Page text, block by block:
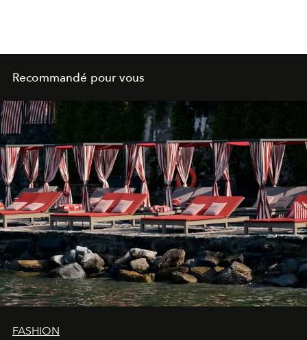
Recommandé pour vous
FASHION